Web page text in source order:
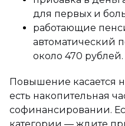
для первых и
работающие
автоматический
около 470 рублей.
Повышение касается
есть накопительная
софинансировании.
категории — ждите